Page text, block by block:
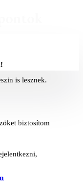
is lesznek.
biztosítom